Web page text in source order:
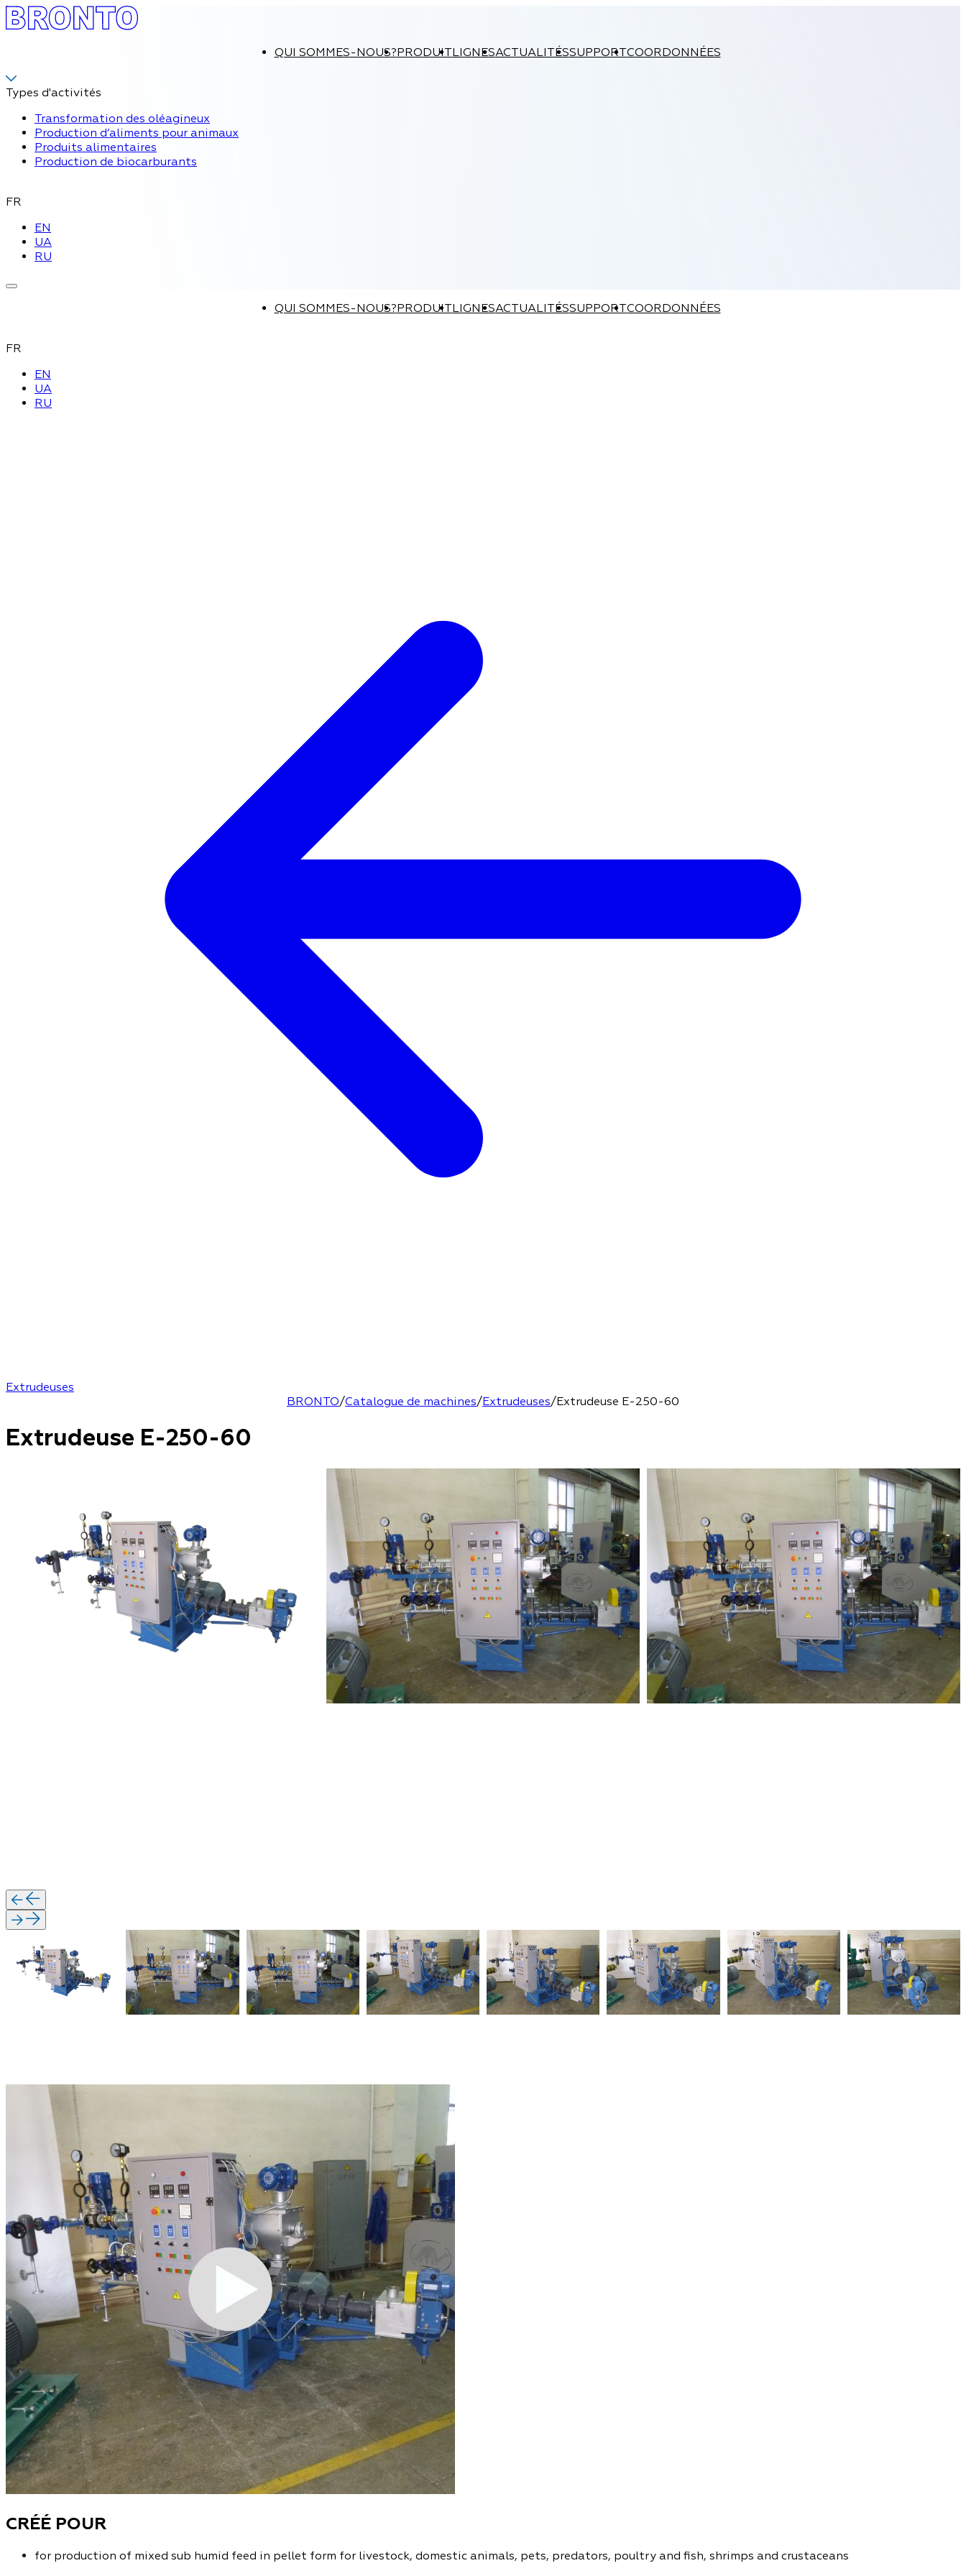
QUI SOMMES-NOUS?PRODUITLIGNESACTUALITÉSSUPPORTCOORDONNÉES
Types d'activités
Transformation des oléagineux
Production d’aliments pour animaux
Produits alimentaires
Production de biocarburants
FR
EN
UA
RU
QUI SOMMES-NOUS?PRODUITLIGNESACTUALITÉSSUPPORTCOORDONNÉES
FR
EN
UA
RU
Extrudeuses
BRONTO/Catalogue de machines/Extrudeuses/Extrudeuse E-250-60
Extrudeuse E-250-60
CRÉÉ POUR
for production of mixed sub humid feed in pellet form for livestock, domestic animals, pets, predators, poultry and fish, shrimps and crustaceans